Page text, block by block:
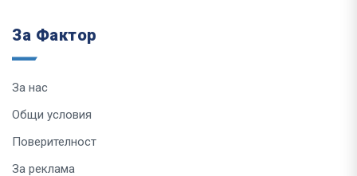
За Фактор
За нас
Общи условия
Поверителност
За реклама